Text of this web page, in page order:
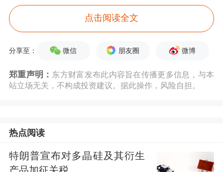
储需求，其存储子系统的价值贡献较传
统服务器实现了数倍增长。目前，韩国
半导体龙头SK海力士与三星电子的产
能已被AI订单长期锁定，存储相关需求
已从通用件转变为AI基础设施的核心战
与估值的双重提升。中韩半导体ETF华
泰柏瑞的基金经理柳军及李沐阳在一季
点击阅读全文
分享至： 微信 朋友圈 微博
郑重声明： 东方财富发布此内容旨在传播更多信息，与本
站立场无关，不构成投资建议。据此操作，风险自担。
热点阅读
特朗普宣布对多晶硅及其衍生